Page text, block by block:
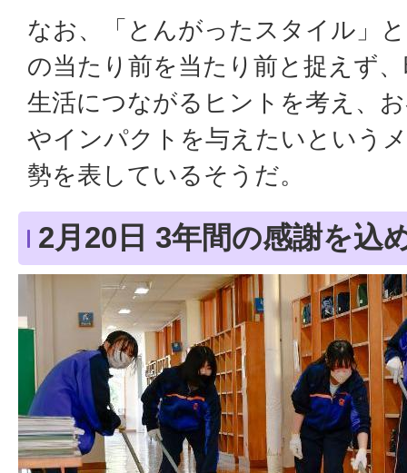
なお、「とんがったスタイル」
の当たり前を当たり前と捉えず
生活につながるヒントを考え、
やインパクトを与えたいという
勢を表しているそうだ。
2月20日 3年間の感謝を込